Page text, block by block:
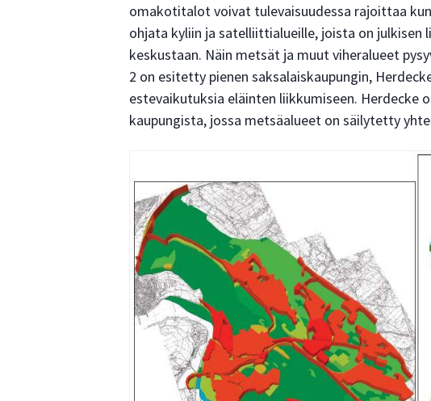
omakotitalot voivat tulevaisuudessa rajoittaa
ohjata kyliin ja satelliittialueille, joista on julkisen
keskustaan. Näin metsät ja muut viheralueet
2 on esitetty pienen saksalaiskaupungin,
estevaikutuksia eläinten liikkumiseen. Herdecke
kaupungista, jossa metsäalueet on säilytetty